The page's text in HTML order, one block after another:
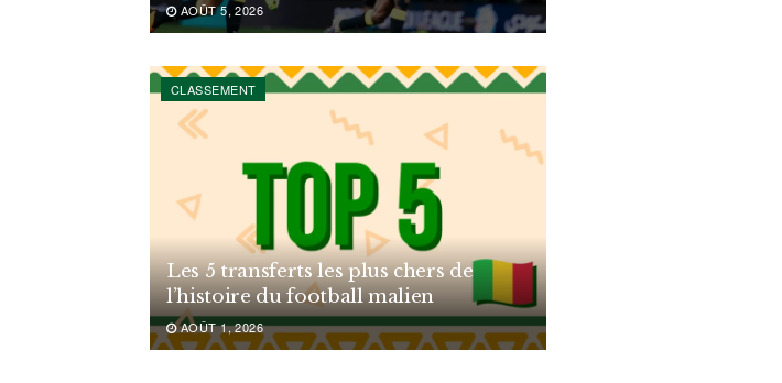
AOÛT 5, 2026
CLASSEMENT
Les 5 transferts les plus chers de
l’histoire du football malien
AOÛT 1, 2026